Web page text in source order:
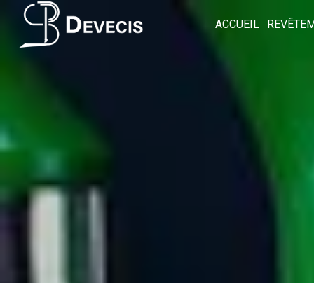
ACCUEIL
Panneau de gestion des cookies